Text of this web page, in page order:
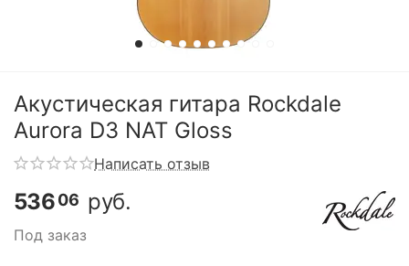
Акустическая гитара Rockdale
Aurora D3 NAT Gloss
Написать отзыв
53606 руб.
Под заказ